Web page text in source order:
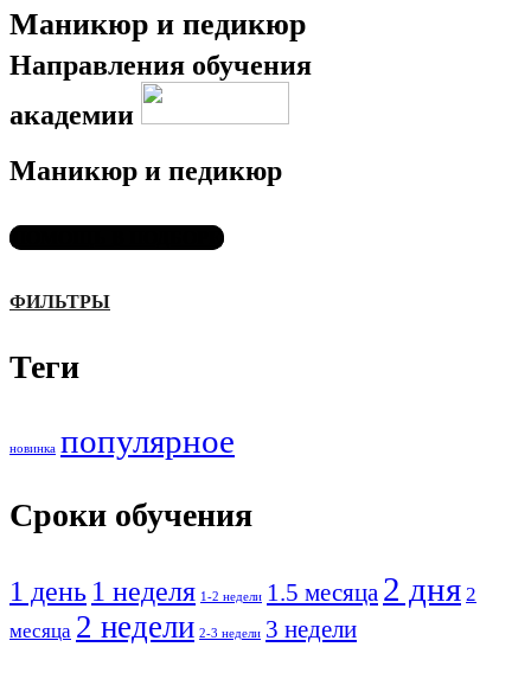
Маникюр и педикюр
Направления обучения
академии
Маникюр и педикюр
ФИЛЬТРЫ
Теги
новинка популярное
Сроки обучения
1 день 1 неделя 1-2 недели 1.5 месяца 2 дня 2
месяца 2 недели 2-3 недели 3 недели